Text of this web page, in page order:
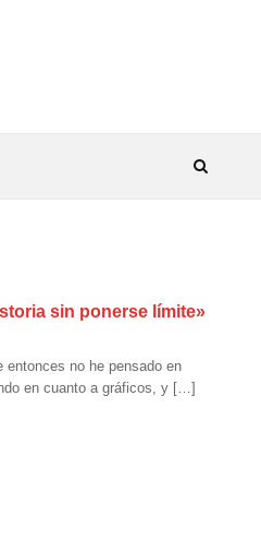
sin ponerse límite»
no he pensado en
en cuanto a gráficos, y […]